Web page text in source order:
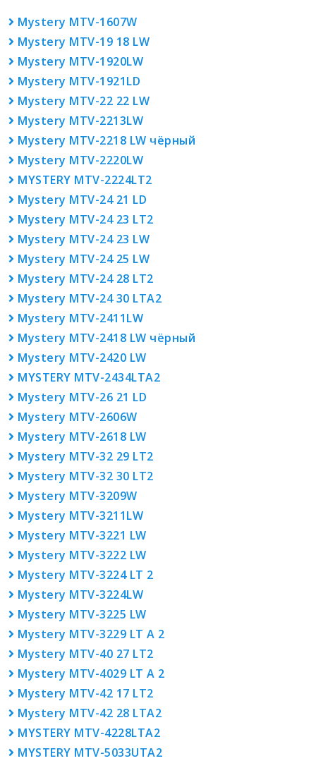
Mystery MTV-1607W
Mystery MTV-19 18 LW
Mystery MTV-1920LW
Mystery MTV-1921LD
Mystery MTV-22 22 LW
Mystery MTV-2213LW
Mystery MTV-2218 LW чёрный
Mystery MTV-2220LW
MYSTERY MTV-2224LT2
Mystery MTV-24 21 LD
Mystery MTV-24 23 LT2
Mystery MTV-24 23 LW
Mystery MTV-24 25 LW
Mystery MTV-24 28 LT2
Mystery MTV-24 30 LTA2
Mystery MTV-2411LW
Mystery MTV-2418 LW чёрный
Mystery MTV-2420 LW
MYSTERY MTV-2434LTA2
Mystery MTV-26 21 LD
Mystery MTV-2606W
Mystery MTV-2618 LW
Mystery MTV-32 29 LT2
Mystery MTV-32 30 LT2
Mystery MTV-3209W
Mystery MTV-3211LW
Mystery MTV-3221 LW
Mystery MTV-3222 LW
Mystery MTV-3224 LT 2
Mystery MTV-3224LW
Mystery MTV-3225 LW
Mystery MTV-3229 LT A 2
Mystery MTV-40 27 LT2
Mystery MTV-4029 LT A 2
Mystery MTV-42 17 LT2
Mystery MTV-42 28 LTA2
MYSTERY MTV-4228LTA2
MYSTERY MTV-5033UTA2